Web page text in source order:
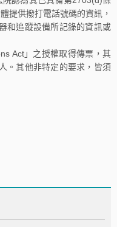
提供撥打電話號碼的資訊，
和追蹤設備所記錄的資訊或
Act」之授權取得傳票，其
。其他非特定的要求，皆須